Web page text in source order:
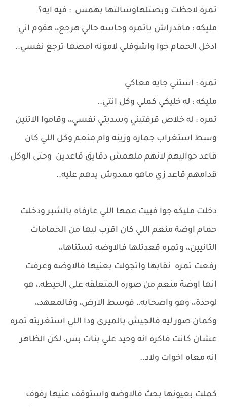
تمره لاحظت وبصتلهاوسالتها بهمس : فيه ايه؟
مليكه : ماقدراش ياتمره وحاسه حالي هرجع،، هقوم اني
ادخل الحمام جوا واشوفلي لامونه امصها ترجع نفسي..
تمره : استني جايه معاكي
مليكه : له خليكي كملي وكل انتي..
تمره : له خلاص قرفتيني وسديتي نفسي،، وقاموا الاتنين
وسط استغراب جماره وزينه وام منعم وكل اللي كان
قاعد حواليهم لانهم ملهمش دقايق قاعدين وحتى الوكل
قدامهم قاعد زي ماهو ممدوش يدهم عليه..
دخلت مليكه جوا فبيت عمها اللي عارفاه بالشبر ودخلت
حمام اوضة منعم اللي كان اقرب ليها من الحمامات
التانيين،، وتمره قعدتلها فالاوضه تستناها،،
رفعت تمره نقابها واتجولت بعنيها فالاوضه وعرفت
انها اوضة منعم من صوره المتعلقه على الحيطه،، هو
لوحدة،، وهو واصحابه،، فوسط الارض، وفالمعهد،،
وكمان صور ليه فالجيش بالميرى ودا اللي استغربته تمره
عشان كانت فاكره انه وحيد علي بنات بس، لكن الظاهر
انه معاه اخوات ولاد..
كملت بعيونها بحث فالاوضه واستوقف عنيها رفوف